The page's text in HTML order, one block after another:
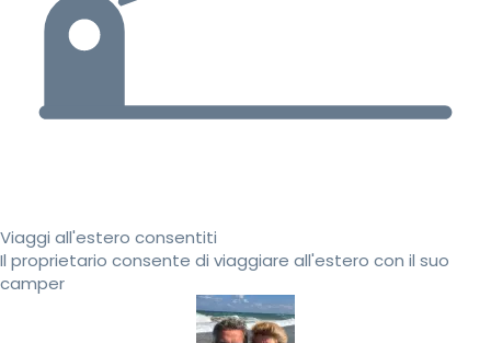
Viaggi all'estero consentiti
Il proprietario consente di viaggiare all'estero con il suo
camper